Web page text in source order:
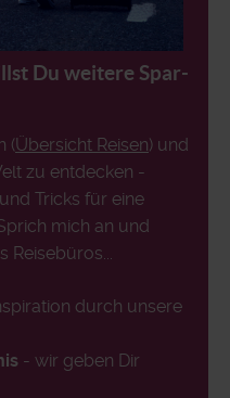
Du weitere Spar-
(Übersicht Reisen) und
zu entdecken -
Tricks für eine
mich an und
Reisebüros...
durch unsere
- wir geben Dir